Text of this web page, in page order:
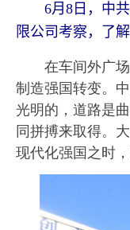
6月8日，中共
限公司考察，了
在车间外广场
制造强国转变。
光明的，道路是
同拼搏来取得。
现代化强国之时